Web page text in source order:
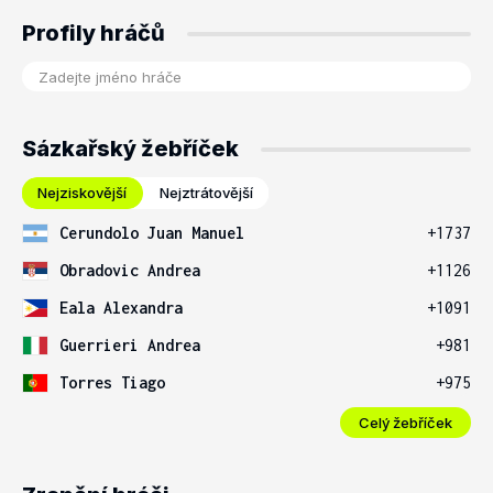
Profily hráčů
Sázkařský žebříček
Nejziskovější Nejztrátovější
Cerundolo Juan Manuel
+1737
Obradovic Andrea
+1126
Eala Alexandra
+1091
Guerrieri Andrea
+981
Torres Tiago
+975
Celý žebříček